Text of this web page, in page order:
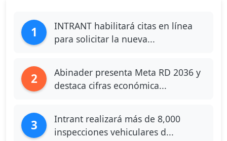
1
INTRANT habilitará citas en línea
para solicitar la nueva...
2
Abinader presenta Meta RD 2036 y
destaca cifras económica...
3
Intrant realizará más de 8,000
inspecciones vehiculares d...